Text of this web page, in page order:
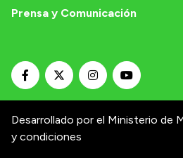
Prensa y Comunicación
Desarrollado por el Ministerio de
y condiciones